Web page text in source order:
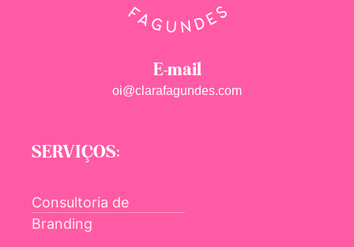
E-mail
oi@clarafagundes.com
SERVIÇOS:
Consultoria de
Branding